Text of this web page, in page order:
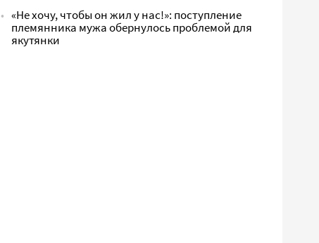
«Не хочу, чтобы он жил у нас!»: поступление
племянника мужа обернулось проблемой для
якутянки